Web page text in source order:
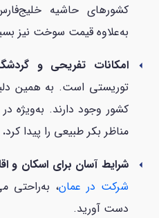
کشورهای حاشیه
به‌علاوه قیمت سوخت نیز
arrow_left امکانات تفریحی و
توریستی است. به همین
کشور وجود دارند. به‌ویژه
مناظر بکر طبیعی را پیدا کرد.
arrow_left شرایط آسان برای اسکان و
شرکت در عمان، به‌راحتی
دست آورید.